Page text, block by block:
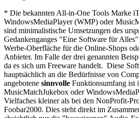
* Die bekannten All-in-One Tools Marke
WindowsMediaPlayer (WMP) oder
sind minimalistische Umsetzungen des
Gedankenganges "Eine Software für
Werbe-Oberfläche für die Online-Shops
Anbieter. Im Falle der drei genannten
da es sich um Freeware handelt. Diese
hauptsächlich an die Bedürfnisse von
angebotene sinnvolle Funktionsumfang ist
MusicMatchJukebox oder
Vielfaches kleiner als bei den NonProfit-
Foobar2000. Dies steht direkt im